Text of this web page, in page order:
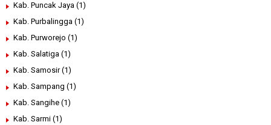
Kab. Puncak Jaya (1)
Kab. Purbalingga (1)
Kab. Purworejo (1)
Kab. Salatiga (1)
Kab. Samosir (1)
Kab. Sampang (1)
Kab. Sangihe (1)
Kab. Sarmi (1)